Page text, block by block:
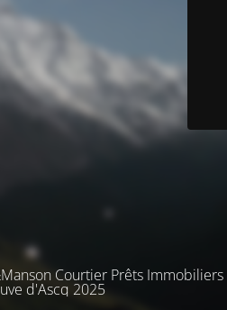
Courtier Prêts Immobiliers
d'Ascq 2025